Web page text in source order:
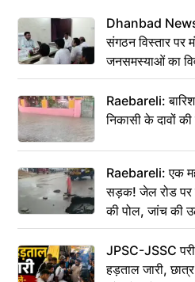
Dhanbad
संगठन विस्तार पर
जनसमस्याओं का
Raebareli:
निकासी के दावों
Raebareli: एक
सड़क! जेल रोड पर
की पोल, जांच की
JPSC-JSSC
हड़ताल जारी,